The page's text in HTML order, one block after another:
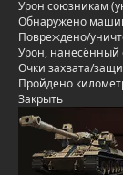
Урон союзникам
Обнаружено
Повреждено/
Урон, нанесённый
Очки захвата/
Пройдено
Закрыть